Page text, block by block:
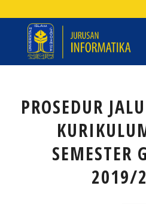
PROSEDUR
SEMESTER
2019/